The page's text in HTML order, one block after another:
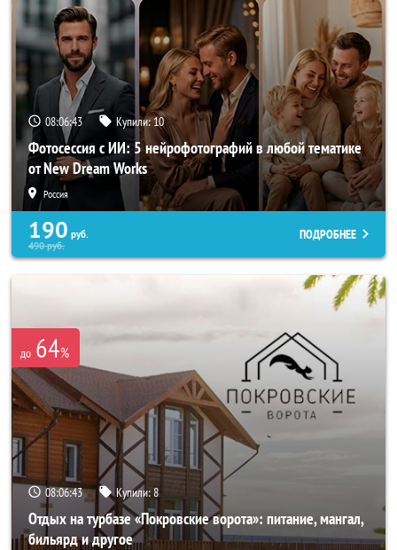
08:06:40 Купили:10
Фотосессия с ИИ: 5 нейрофотографий в любой тематике
от New Dream Works
Россия
190 руб.
490руб.
ПОДРОБНЕЕ
до 64%
08:06:40 Купили:8
Отдых на турбазе «Покровские ворота»: питание, мангал,
бильярд и другое